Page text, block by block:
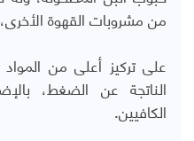
من مشروبات القهوة
على تركيز أعلى من المواد
الناتجة عن الضغط،
الكافيين.